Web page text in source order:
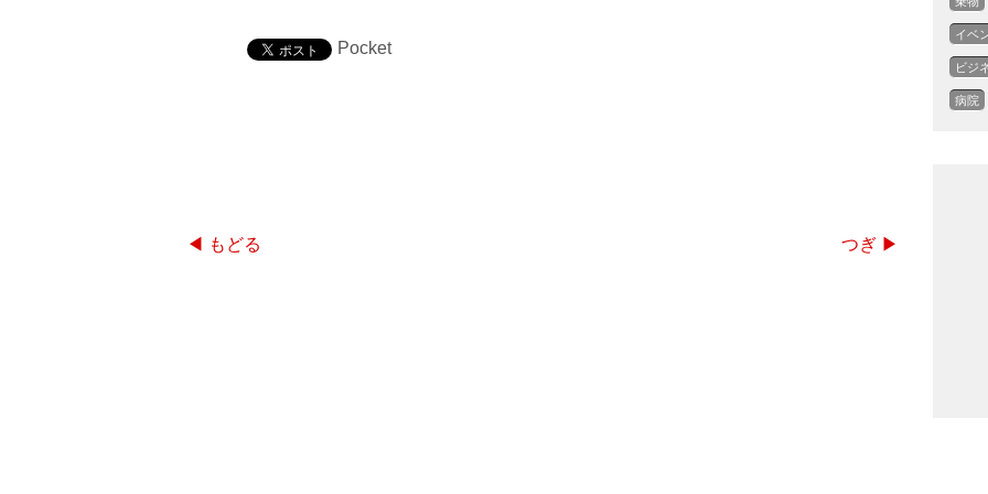
Pocket
◀ もどる つぎ ▶
イベ
ビジ
病院